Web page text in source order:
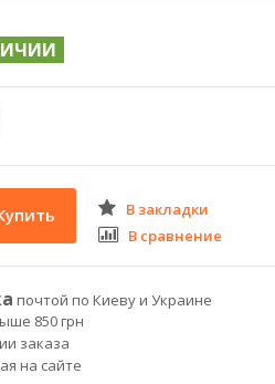
В закладки
В сравнение
почтой по Киеву и Украине
850 грн
заказа
на сайте